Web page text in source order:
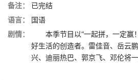
备注：
已完结
语言：
国语
剧情：
本季节目以“一起拼，一定赢
好生活的创造者。雷佳音、岳云
兴、迪丽热巴、郭京飞、邓伦将